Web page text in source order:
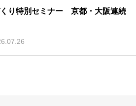
り特別セミナー 京都・大阪連続